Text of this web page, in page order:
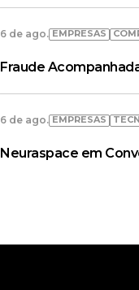
6 de ago. EMPRESAS
Fraude
6 de ago. EMPRESAS
Neuraspace em